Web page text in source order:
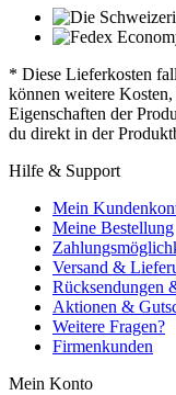
* Diese Lieferkosten
können weitere
Eigenschaften der
du direkt in der
Hilfe & Support
Mein
Meine Bestellung
Versand &
Rücksendungen
Aktionen &
Weitere Fragen?
Firmenkunden
Mein Konto